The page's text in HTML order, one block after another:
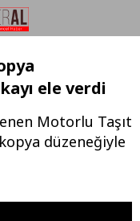
ele verdi
Motorlu Taşıt
düzeneğiyle